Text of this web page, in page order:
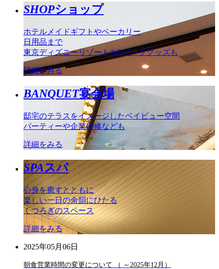
SHOPショップ
ホテルメイドギフトやベーカリー
日用品まで
東京ディズニーリゾート®のパークグッズも
詳細をみる
BANQUET宴会場
邸宅のテラスをイメージしたベイビュー空間
パーティーや企業研修なども
詳細をみる
SPAスパ
心身を癒すとともに
楽しい一日の余韻にひたる
くつろぎのスペース
詳細をみる
2025年05月06日
朝食営業時間の変更について （ ～2025年12月）